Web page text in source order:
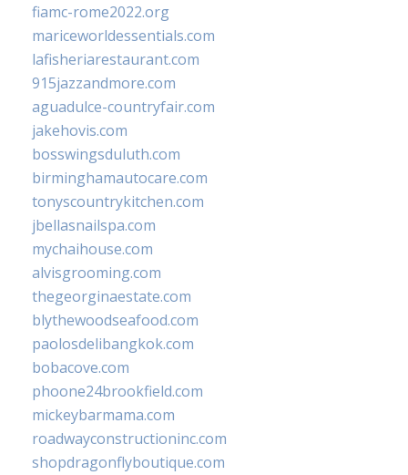
fiamc-rome2022.org
mariceworldessentials.com
lafisheriarestaurant.com
915jazzandmore.com
aguadulce-countryfair.com
jakehovis.com
bosswingsduluth.com
birminghamautocare.com
tonyscountrykitchen.com
jbellasnailspa.com
mychaihouse.com
alvisgrooming.com
thegeorginaestate.com
blythewoodseafood.com
paolosdelibangkok.com
bobacove.com
phoone24brookfield.com
mickeybarmama.com
roadwayconstructioninc.com
shopdragonflyboutique.com